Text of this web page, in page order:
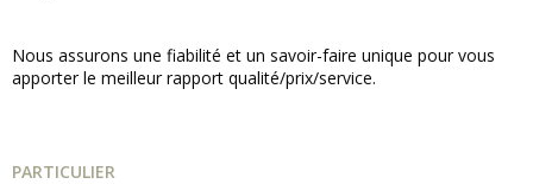
Nous assurons une fiabilité et un savoir-faire unique pour vous
apporter le meilleur rapport qualité/prix/service.
PARTICULIER